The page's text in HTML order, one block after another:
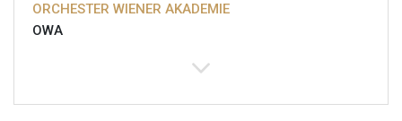
ORCHESTER WIENER AKADEMIE
OWA